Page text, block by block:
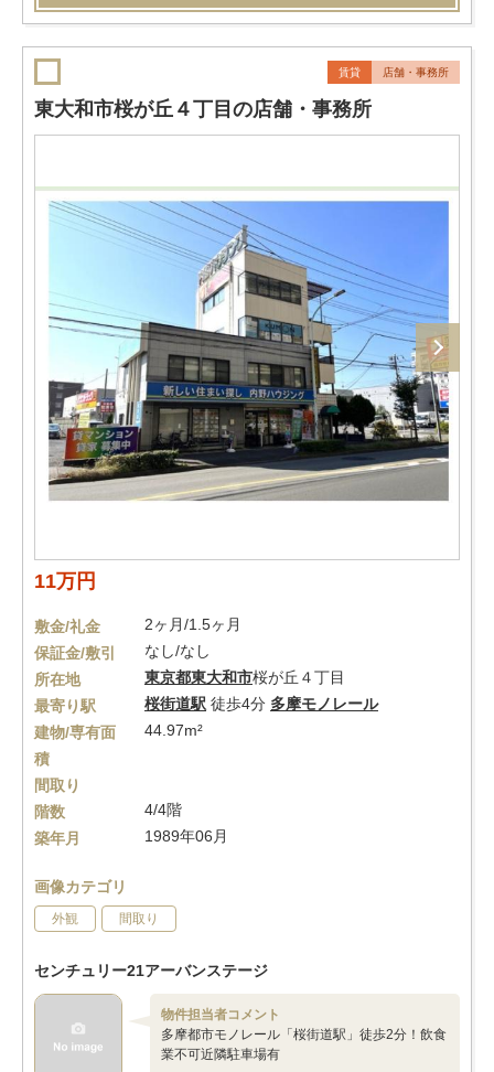
賃貸 店舗・事務所
東大和市桜が丘４丁目の店舗・事務所
11万円
敷金/礼金
2ヶ月/1.5ヶ月
保証金/敷引
なし/なし
所在地
東京都東大和市桜が丘４丁目
最寄り駅
桜街道駅 徒歩4分 多摩モノレール
建物/専有面
積
44.97m²
間取り
階数
4/4階
築年月
1989年06月
画像カテゴリ
外観 間取り
センチュリー21アーバンステージ
物件担当者コメント
多摩都市モノレール「桜街道駅」徒歩2分！飲食
業不可近隣駐車場有